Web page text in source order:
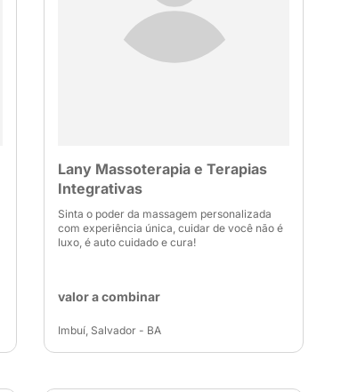
Lany Massoterapia e Terapias
Integrativas
Sinta o poder da massagem personalizada
com experiência única, cuidar de você não é
luxo, é auto cuidado e cura!
valor a combinar
Imbuí, Salvador - BA